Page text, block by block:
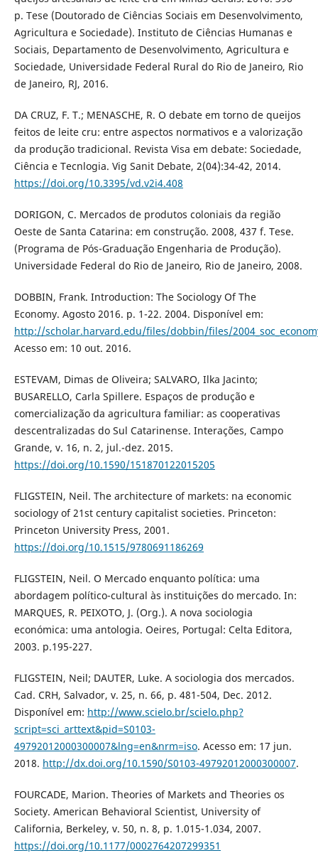
p. Tese (Doutorado de Ciências Sociais em Desenvolvimento,
Agricultura e Sociedade). Instituto de Ciências Humanas e
Sociais, Departamento de Desenvolvimento, Agricultura e
Sociedade, Universidade Federal Rural do Rio de Janeiro, Rio
de Janeiro, RJ, 2016.
DA CRUZ, F. T.; MENASCHE, R. O debate em torno de queijos
feitos de leite cru: entre aspectos normativos e a valorização
da produção tradicional. Revista Visa em debate: Sociedade,
Ciência e Tecnlogia. Vig Sanit Debate, 2(04):34-42, 2014.
https://doi.org/10.3395/vd.v2i4.408
DORIGON, C. Mercados de produtos coloniais da região
Oeste de Santa Catarina: em construção. 2008, 437 f. Tese.
(Programa de Pós-Graduação Engenharia de Produção).
Universidade Federal do Rio de Janeiro, Rio de Janeiro, 2008.
DOBBIN, Frank. Introduction: The Sociology Of The
Economy. Agosto 2016. p. 1-22. 2004. Disponível em:
http://scholar.harvard.edu/files/dobbin/files/
Acesso em: 10 out. 2016.
ESTEVAM, Dimas de Oliveira; SALVARO, Ilka Jacinto;
BUSARELLO, Carla Spillere. Espaços de produção e
comercialização da agricultura familiar: as cooperativas
descentralizadas do Sul Catarinense. Interações, Campo
Grande, v. 16, n. 2, jul.-dez. 2015.
https://doi.org/10.1590/151870122015205
FLIGSTEIN, Neil. The architecture of markets: na economic
sociology of 21st century capitalist societies. Princeton:
Princeton University Press, 2001.
https://doi.org/10.1515/9780691186269
FLIGSTEIN, Neil. O Mercado enquanto política: uma
abordagem político-cultural às instituições do mercado. In:
MARQUES, R. PEIXOTO, J. (Org.). A nova sociologia
económica: uma antologia. Oeires, Portugal: Celta Editora,
2003. p.195-227.
FLIGSTEIN, Neil; DAUTER, Luke. A sociologia dos mercados.
Cad. CRH, Salvador, v. 25, n. 66, p. 481-504, Dec. 2012.
Disponível em: http://www.scielo.br/scielo.php?
script=sci_arttext&pid=S0103-
49792012000300007&lng=en&nrm=iso. Acesso em: 17 jun.
2018. http://dx.doi.org/10.1590/S0103-49792012000300007.
FOURCADE, Marion. Theories of Markets and Theories os
Society. American Behavioral Scientist, University of
California, Berkeley, v. 50, n. 8, p. 1.015-1.034, 2007.
https://doi.org/10.1177/0002764207299351